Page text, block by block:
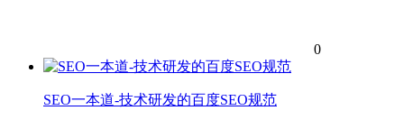
0
SEO一本道-技术研发的百度SEO规范